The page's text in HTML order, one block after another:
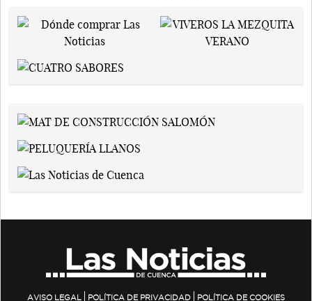
AVISO LEGAL POLÍTICA DE PRIVACIDAD POLÍTICA DE COOKIES